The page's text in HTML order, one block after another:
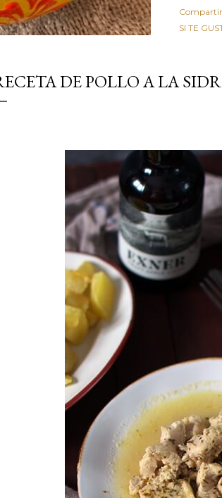
Estas
100%
Compartir
SI TE
DE POLLO A LA